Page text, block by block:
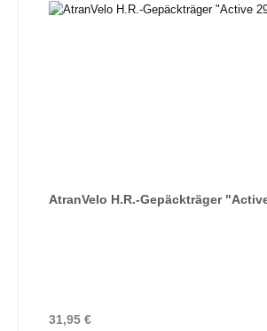
AtranVelo H.R.-Gepäckträger
Regulärer Preis:
31,95 €